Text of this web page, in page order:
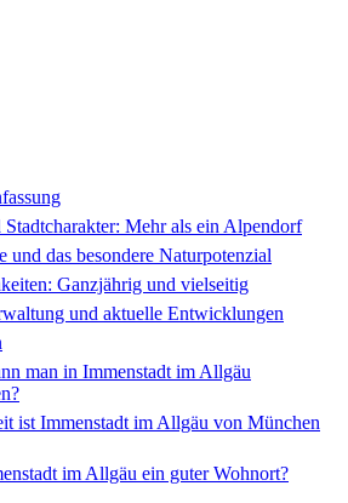
Stadtcharakter: Mehr als ein Alpendorf
und das besondere Naturpotenzial
Ganzjährig und vielseitig
und aktuelle Entwicklungen
man in Immenstadt im Allgäu
ist Immenstadt im Allgäu von München
im Allgäu ein guter Wohnort?